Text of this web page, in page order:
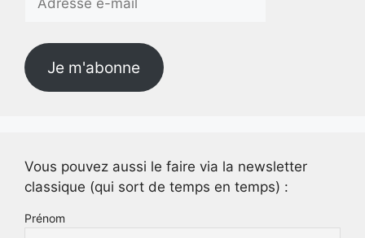
e-
Je m'abonne
Vous pouvez aussi le faire via la newsletter
classique (qui sort de temps en temps) :
Prénom